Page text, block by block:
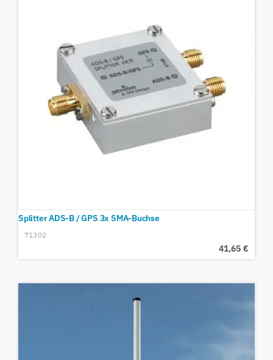
Splitter ADS-B / GPS 3x SMA-Buchse
71302
41,65 €